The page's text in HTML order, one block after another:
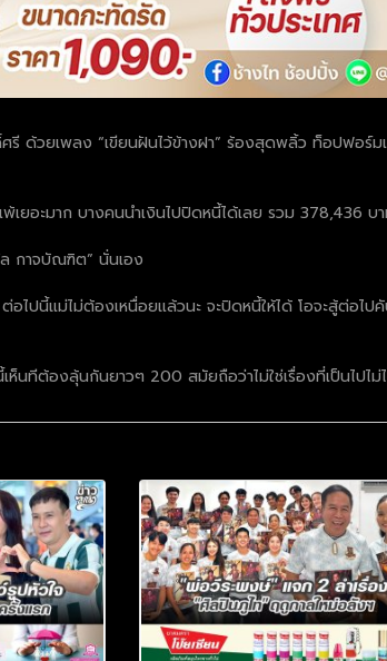
ด้วยเพลง “เขียนฝันไว้ข้างฝา” ร้องสุดพลิ้ว ท็อปฟอร์ม
เยอะมาก บางคนนำเงินไปปิดหนี้ได้เลย รวม 378,436 บ
ล กาจบัณฑิต” นั่นเอง
อไปนี้แม่ไม่ต้องเหนื่อยแล้วนะ จะปิดหนี้ให้ได้ โอจะสู้ต่อไ
นทีต้องลุ้นกันยาวๆ 200 สมัยถือว่าไม่ใช่เรื่องที่เป็นไปไม่